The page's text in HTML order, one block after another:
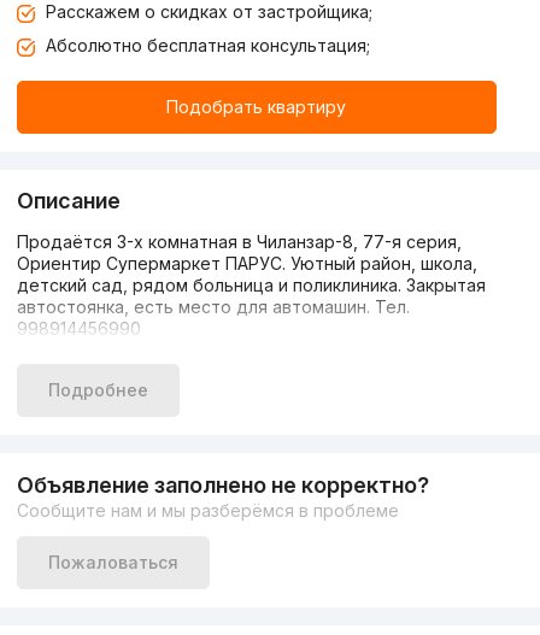
Расскажем о скидках от застройщика;
Абсолютно бесплатная консультация;
Подобрать квартиру
Описание
Продаётся 3-х комнатная в Чиланзар-8, 77-я серия,
Ориентир Супермаркет ПАРУС. Уютный район, школа,
детский сад, рядом больница и поликлиника. Закрытая
автостоянка, есть место для автомашин. Тел.
998914456990
Подробнее
Объявление заполнено не корректно?
Сообщите нам и мы разберёмся в проблеме
Пожаловаться